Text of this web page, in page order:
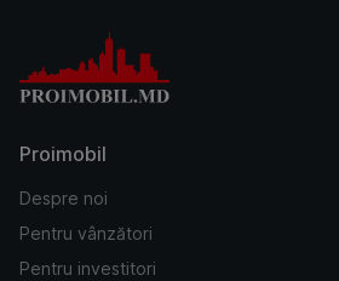
Proimobil
Despre noi
Pentru vânzători
Pentru investitori